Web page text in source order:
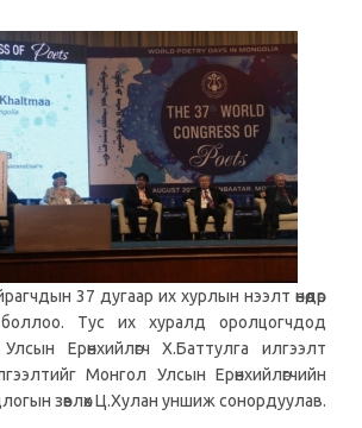
37 дугаар их хурлын нээлт өнөөдөр
Тус их хуралд оролцогчдод
Ерөнхийлөгч Х.Баттулга илгээлт
Монгол Улсын Ерөнхийлөгчийн
зөвлөх Ц.Хулан уншиж сонордуулав.